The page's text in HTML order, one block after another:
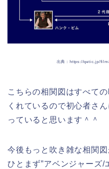
出典：https://qetic.jp/
こちらの相関図はすべて
くれているので初心者さ
っていると思います＾＾
今後もっと吹き雑な相関
ひとまず”アベンジャーズ/